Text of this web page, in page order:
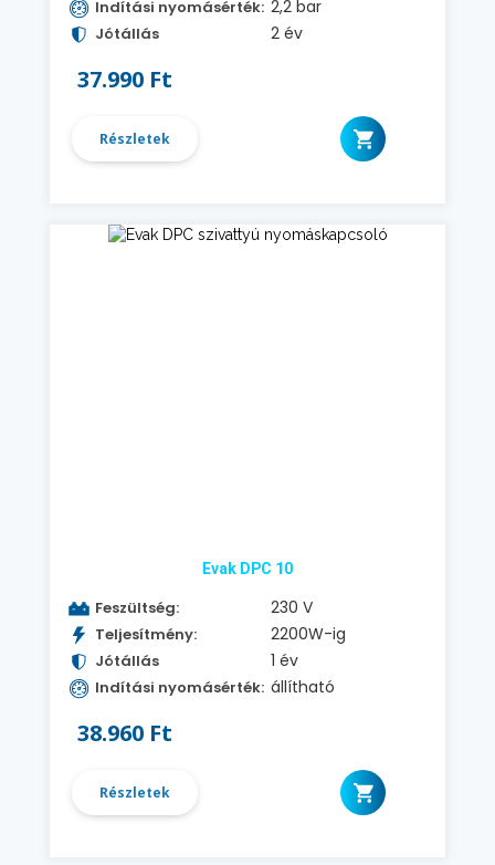
Indítási nyomásérték: 2,2 bar
Jótállás 2 év
37.990 Ft
Részletek
Evak DPC 10
Feszültség: 230 V
Teljesítmény: 2200W-ig
Jótállás 1 év
Indítási nyomásérték: állítható
38.960 Ft
Részletek